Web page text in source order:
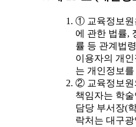
① 교육정보원
에 관한 법률,
률 등 관계법
이용자의 개
는 개인정보
② 교육정보원
책임자는 학
담당 부서장(
락처는 대구